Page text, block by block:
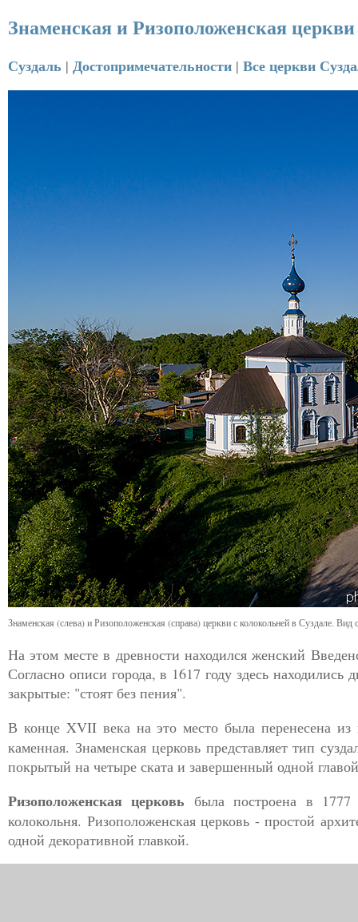
Знаменская и Ризоположенская
Суздаль | Достопримечательности | Все церкви
Знаменская (слева) и Ризоположенская (справа) церкви с колокольней в Суздале.
На этом месте в древности находился женский
Согласно описи города, в 1617 году здесь
закрытые: "стоят без пения".
В конце XVII века на это место была перенесена из
каменная. Знаменская церковь представляет тип
покрытый на четыре ската и завершенный одной
Ризоположенская церковь была построена в
колокольня. Ризоположенская церковь - простой
одной декоративной главкой.